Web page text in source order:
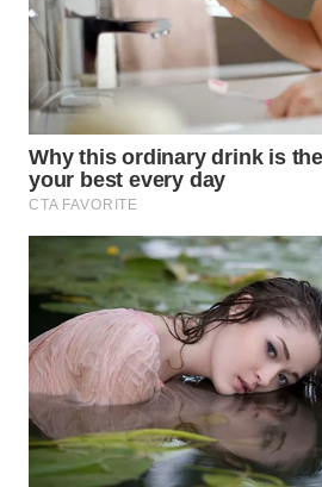
JURNAL
MARITIM
HUMBANG
NEWS
NEWS
FISUELRI
ID
ENERGI
NEWS